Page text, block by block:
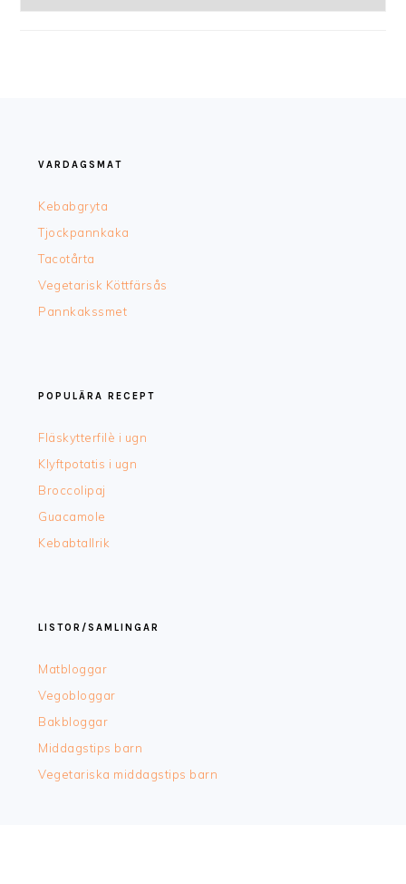
VARDAGSMAT
Kebabgryta
Tjockpannkaka
Tacotårta
Vegetarisk Köttfärsås
Pannkakssmet
POPULÄRA RECEPT
Fläskytterfilè i ugn
Klyftpotatis i ugn
Broccolipaj
Guacamole
Kebabtallrik
LISTOR/SAMLINGAR
Matbloggar
Vegobloggar
Bakbloggar
Middagstips barn
Vegetariska middagstips barn